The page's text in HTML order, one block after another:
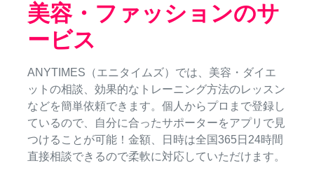
美容・ファッションのサ
ービス
ANYTIMES（エニタイムズ）では、美容・ダイエ
ットの相談、効果的なトレーニング方法のレッスン
などを簡単依頼できます。個人からプロまで登録し
ているので、自分に合ったサポーターをアプリで見
つけることが可能！金額、日時は全国365日24時間
直接相談できるので柔軟に対応していただけます。